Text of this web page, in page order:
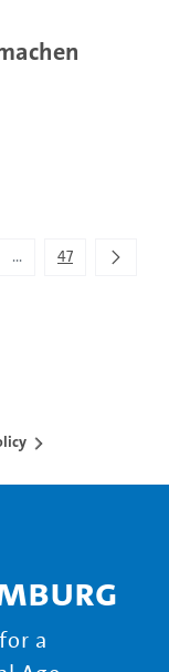
navigate.
...Intermediate Pages
47
a